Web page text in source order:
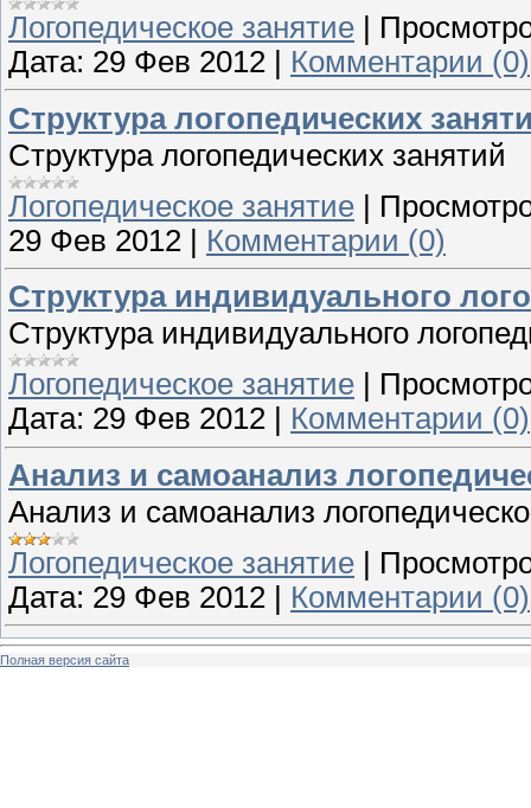
Логопедическое занятие
Дата: 29 Фев 2012
Комментарии (0)
Структура логопедических
Структура логопедических занятий
Логопедическое занятие |
29 Фев 2012 | Комментарии (0)
Структура индивидуального
Структура индивидуального
Логопедическое занятие
Дата: 29 Фев 2012
Комментарии (0)
Анализ и самоанализ
Анализ и самоанализ
Логопедическое занятие
Дата: 29 Фев 2012 Комментарии (0)
Полная версия сайта